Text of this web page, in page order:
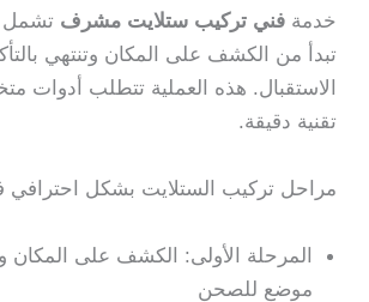
خدمة فني تركيب ستلايت مشرف تشمل
تبدأ من الكشف على المكان وتنتهي
الاستقبال. هذه العملية تتطلب أدوات
تقنية دقيقة.
مراحل تركيب الستلايت بشكل
المرحلة الأولى: الكشف على المكان
موضع للصحن